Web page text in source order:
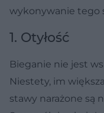
wykonywanie tego
1. Otyłość
Bieganie nie jest
Niestety, im
stawy narażone są